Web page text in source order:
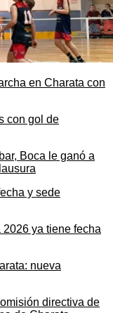
en Charata con
Boca le ganó a
2026 ya tiene fecha
directiva de